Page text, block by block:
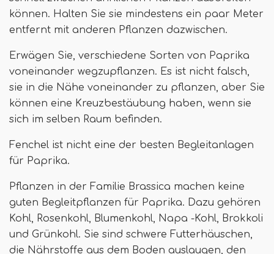
können. Halten Sie sie mindestens ein paar Meter
entfernt mit anderen Pflanzen dazwischen.
Erwägen Sie, verschiedene Sorten von Paprika
voneinander wegzupflanzen. Es ist nicht falsch,
sie in die Nähe voneinander zu pflanzen, aber Sie
können eine Kreuzbestäubung haben, wenn sie
sich im selben Raum befinden.
Fenchel ist nicht eine der besten Begleitanlagen
für Paprika.
Pflanzen in der Familie Brassica machen keine
guten Begleitpflanzen für Paprika. Dazu gehören
Kohl, Rosenkohl, Blumenkohl, Napa -Kohl, Brokkoli
und Grünkohl. Sie sind schwere Futterhäuschen,
die Nährstoffe aus dem Boden auslaugen, den